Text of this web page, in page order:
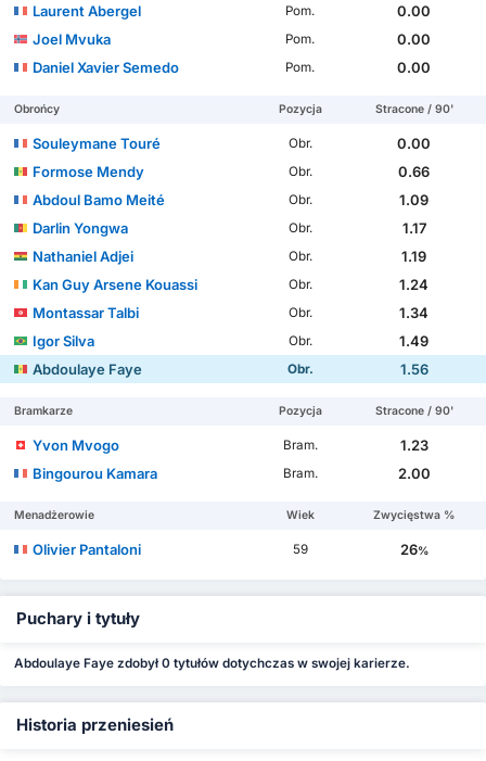
Laurent Abergel
Pom.
0.00
Joel Mvuka
Pom.
0.00
Daniel Xavier Semedo
Pom. 0.00
Obrońcy Pozycja Stracone / 90'
Souleymane Touré Obr.
0.00
Formose Mendy
Obr.
0.66
Abdoul Bamo Meité
Obr.
1.09
Darlin Yongwa
Obr.
1.17
Nathaniel Adjei
Obr.
1.19
Kan Guy Arsene Kouassi
Obr.
1.24
Montassar Talbi
Obr.
1.34
Igor Silva
Obr.
1.49
Abdoulaye Faye
Obr. 1.56
Bramkarze Pozycja Stracone / 90'
Yvon Mvogo Bram.
1.23
Bingourou Kamara
Bram. 2.00
Menadżerowie Wiek Zwycięstwa %
Olivier Pantaloni 59 26%
Puchary i tytuły
Abdoulaye Faye zdobył 0 tytułów dotychczas w swojej karierze.
Historia przeniesień